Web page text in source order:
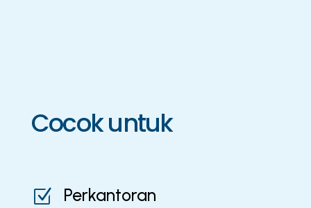
Cocok untuk
Z Perkantoran